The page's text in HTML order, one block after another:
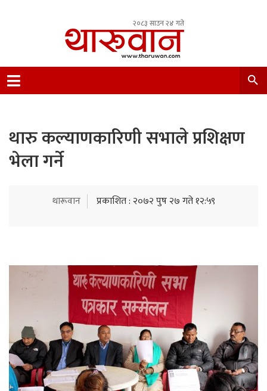
२०८३ साउन २४ गते
Nepal.
थारु कल्याणकारिणी सभाले प्रशिक्षण
भेला गर्ने
थारूवान प्रकाशित : २०७२ पुष २७ गते १२:५९